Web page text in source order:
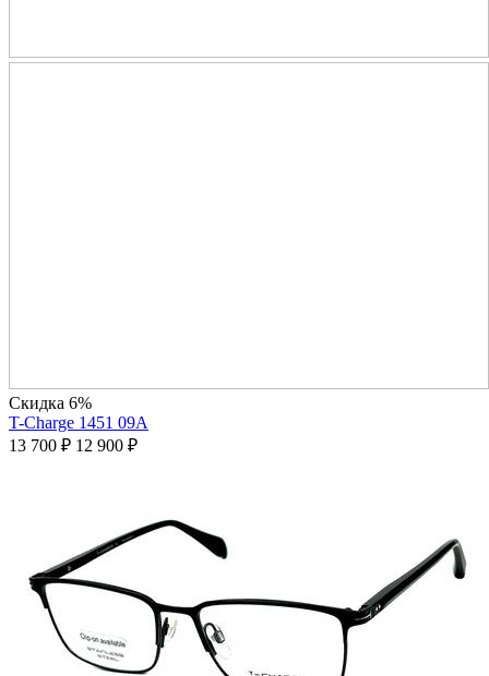
Скидка 6%
T-Charge 1451 09A
13 700 ₽ 12 900 ₽